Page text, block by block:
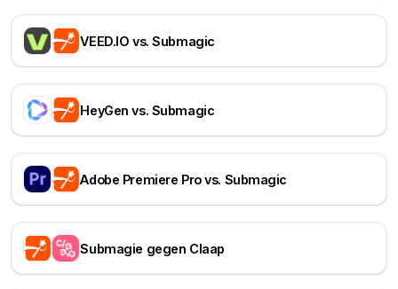
VEED.IO vs. Submagic
HeyGen vs. Submagic
Adobe Premiere Pro vs. Submagic
Submagie gegen Claap